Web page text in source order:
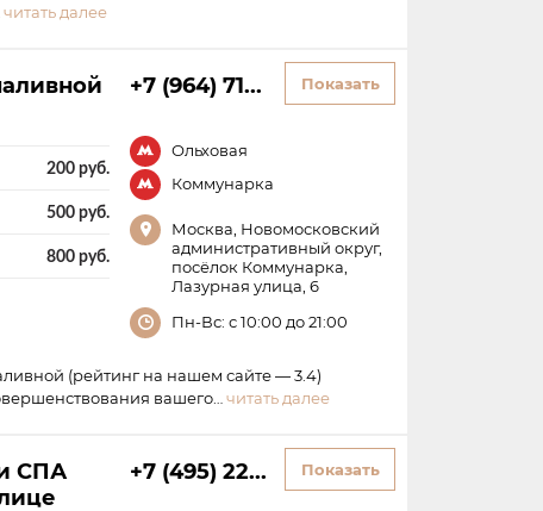
читать далее
+7 (964) 71... Показать
200 руб.
500 руб.
800 руб.
Ольховая
Коммунарка
Москва, Новомосковский
административный округ,
посёлок Коммунарка,
Лазурная улица, 6
Пн-Вс: с 10:00 до 21:00
(рейтинг на нашем сайте — 3.4)
вашего… читать далее
СПА
+7 (495) 22... Показать